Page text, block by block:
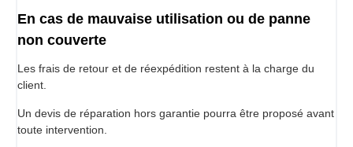
En cas de mauvaise utilisation ou de panne
non couverte
Les frais de retour et de réexpédition restent à la charge du
client.
Un devis de réparation hors garantie pourra être proposé avant
toute intervention.